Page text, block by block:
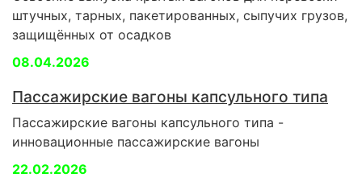
штучных, тарных, пакетированных, сыпучих грузов,
защищённых от осадков
08.04.2026
Пассажирские вагоны капсульного типа
Пассажирские вагоны капсульного типа -
инновационные пассажирские вагоны
22.02.2026